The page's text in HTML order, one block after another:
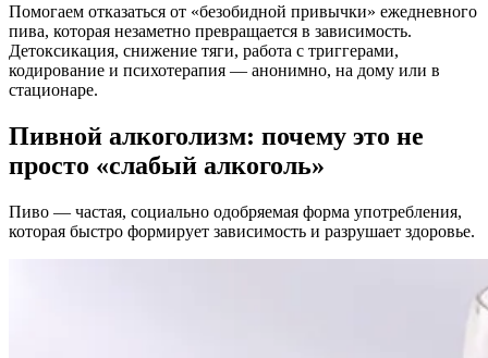
Помогаем отказаться от «безобидной привычки» ежедневного
пива, которая незаметно превращается в зависимость.
Детоксикация, снижение тяги, работа с триггерами,
кодирование и психотерапия — анонимно, на дому или в
стационаре.
Пивной алкоголизм: почему это не
просто «слабый алкоголь»
Пиво — частая, социально одобряемая форма употребления,
которая быстро формирует зависимость и разрушает здоровье.